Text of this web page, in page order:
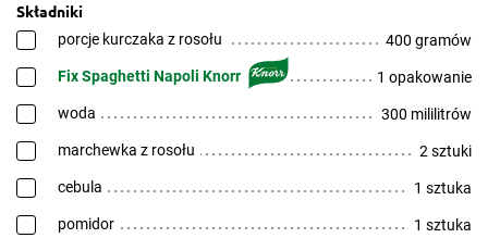
Składniki
porcje kurczaka z rosołu 400 gramów
Fix Spaghetti Napoli Knorr 1 opakowanie
woda 300 mililitrów
marchewka z rosołu 2 sztuki
cebula 1 sztuka
pomidor 1 sztuka